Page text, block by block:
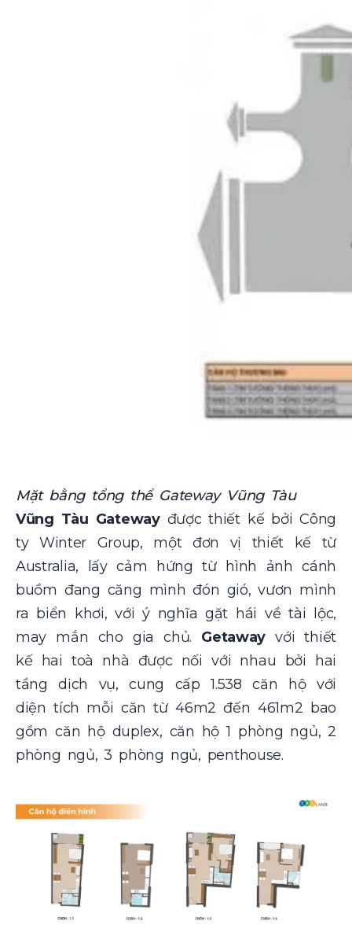
Mặt bằng tổng thể Gateway Vũng Tàu
Vũng Tàu Gatewayđược thiết kế bởi Công
ty Winter Group, một đơn vị thiết kế từ
Australia, lấy cảm hứng từ hình ảnh cánh
buồm đang căng mình đón gió, vươn mình
ra biển khơi, với ý nghĩa gặt hái về tài lộc,
may mắn cho gia chủ. Getaway với thiết
kế hai toà nhà được nối với nhau bởi hai
tầng dịch vụ, cung cấp 1.538 căn hộ với
diện tích mỗi căn từ 46m2 đến 461m2 bao
gồm căn hộ duplex, căn hộ 1 phòng ngủ, 2
phòng ngủ, 3 phòng ngủ, penthouse.